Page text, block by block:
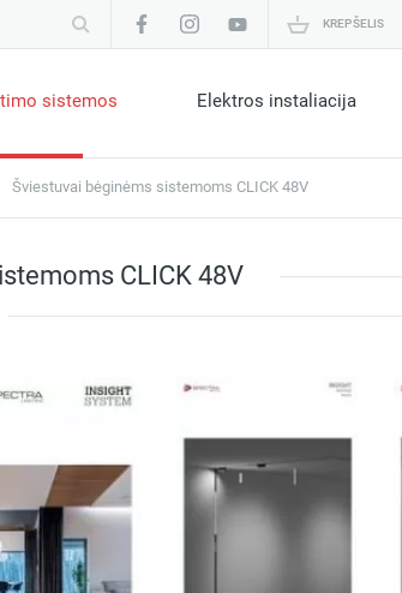
KREPŠELIS
sistemos Elektros instaliacija
Šviestuvai bėginėms sistemoms CLICK 48V
CLICK 48V